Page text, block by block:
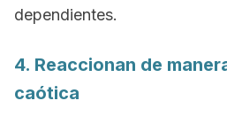
dependientes.
4. Reaccionan de
caótica